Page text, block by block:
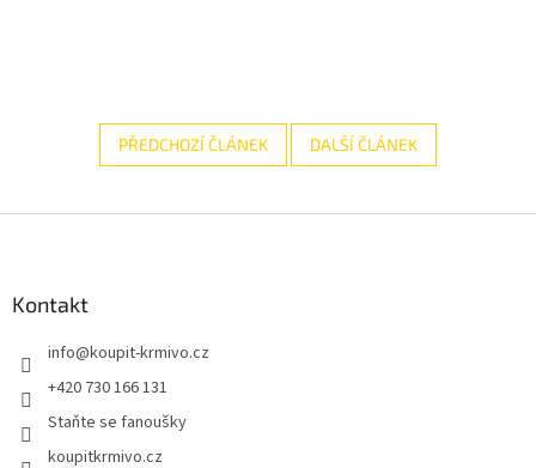
PŘEDCHOZÍ ČLÁNEK DALŠÍ ČLÁNEK
Kontakt
info@koupit-krmivo.cz
+420 730 166 131
Staňte se fanoušky
koupitkrmivo.cz